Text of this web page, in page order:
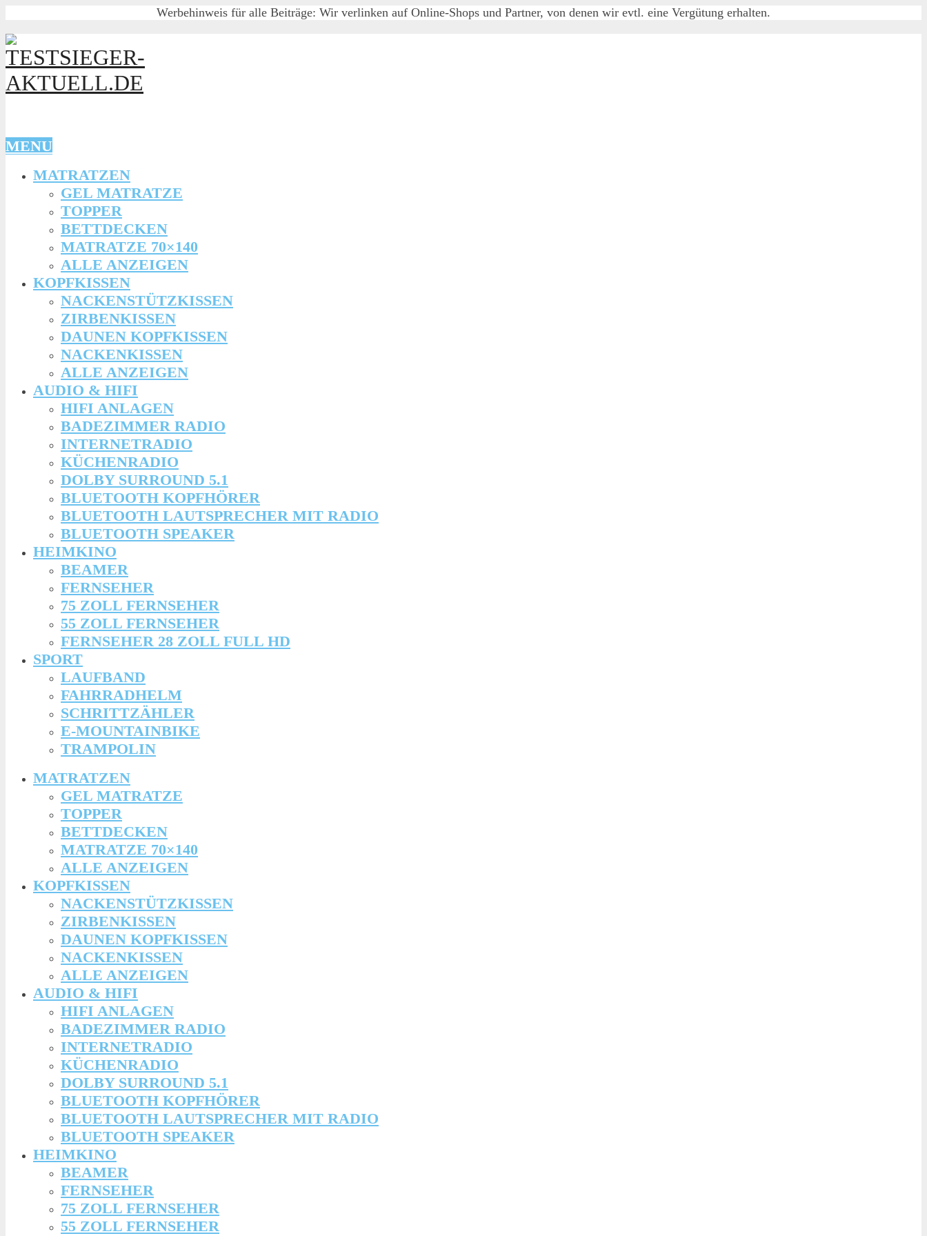
Werbehinweis für alle Beiträge: Wir verlinken auf Online-Shops und Partner, von denen wir evtl. eine Vergütung erhalten.
MENU
MATRATZEN
GEL MATRATZE
TOPPER
BETTDECKEN
MATRATZE 70×140
ALLE ANZEIGEN
KOPFKISSEN
NACKENSTÜTZKISSEN
ZIRBENKISSEN
DAUNEN KOPFKISSEN
NACKENKISSEN
ALLE ANZEIGEN
AUDIO & HIFI
HIFI ANLAGEN
BADEZIMMER RADIO
INTERNETRADIO
KÜCHENRADIO
DOLBY SURROUND 5.1
BLUETOOTH KOPFHÖRER
BLUETOOTH LAUTSPRECHER MIT RADIO
BLUETOOTH SPEAKER
HEIMKINO
BEAMER
FERNSEHER
75 ZOLL FERNSEHER
55 ZOLL FERNSEHER
FERNSEHER 28 ZOLL FULL HD
SPORT
LAUFBAND
FAHRRADHELM
SCHRITTZÄHLER
E-MOUNTAINBIKE
TRAMPOLIN
MATRATZEN
GEL MATRATZE
TOPPER
BETTDECKEN
MATRATZE 70×140
ALLE ANZEIGEN
KOPFKISSEN
NACKENSTÜTZKISSEN
ZIRBENKISSEN
DAUNEN KOPFKISSEN
NACKENKISSEN
ALLE ANZEIGEN
AUDIO & HIFI
HIFI ANLAGEN
BADEZIMMER RADIO
INTERNETRADIO
KÜCHENRADIO
DOLBY SURROUND 5.1
BLUETOOTH KOPFHÖRER
BLUETOOTH LAUTSPRECHER MIT RADIO
BLUETOOTH SPEAKER
HEIMKINO
BEAMER
FERNSEHER
75 ZOLL FERNSEHER
55 ZOLL FERNSEHER